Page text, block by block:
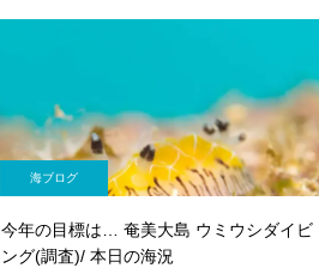
海ブログ
今年の目標は… 奄美大島 ウミウシダイビ
ング(調査)/ 本日の海況